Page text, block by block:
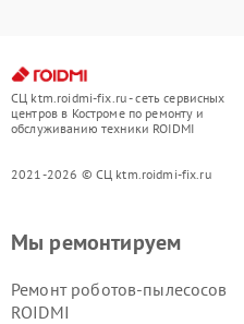
СЦ ktm.roidmi-fix.ru - сеть сервисных
центров в Костроме по ремонту и
обслуживанию техники ROIDMI
2021-2026 © СЦ ktm.roidmi-fix.ru
Мы ремонтируем
Ремонт роботов-пылесосов
ROIDMI